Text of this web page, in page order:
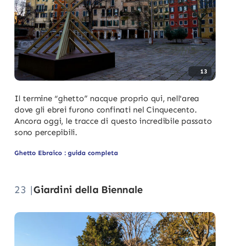
13
Il termine “ghetto” nacque proprio qui, nell'area
dove gli ebrei furono confinati nel Cinquecento.
Ancora oggi, le tracce di questo incredibile passato
sono percepibili.
Ghetto Ebraico : guida completa
23 |Giardini della Biennale